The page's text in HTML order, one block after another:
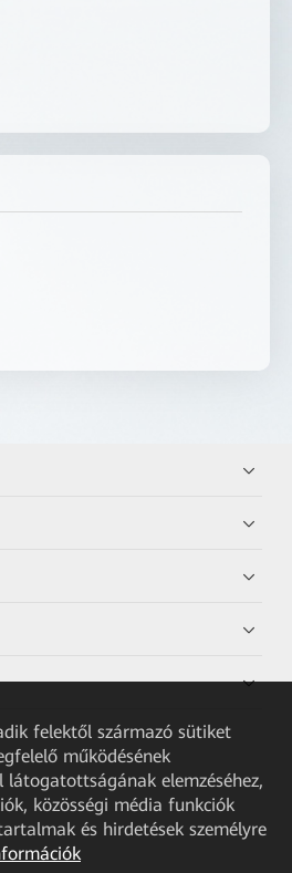
felektől származó sütiket
működésének
látogatottságának elemzéséhez,
közösségi média funkciók
és hirdetések személyre